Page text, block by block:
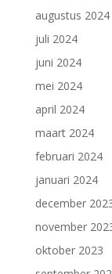
augustus 2024
juli 2024
juni 2024
mei 2024
april 2024
maart 2024
februari 2024
januari 2024
december
november
oktober 2023